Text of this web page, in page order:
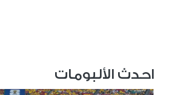
احدث الألبومات